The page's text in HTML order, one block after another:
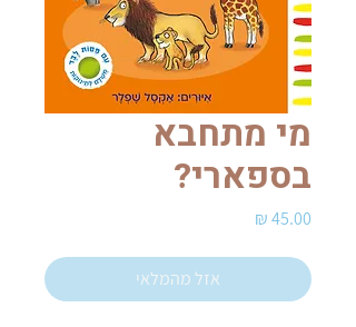
מי מתחבא
בספארי?
אזל מהמלאי